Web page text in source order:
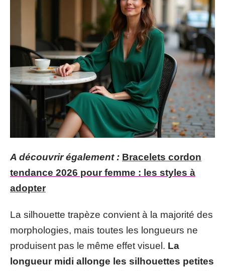
A découvrir également : Bracelets cordon
tendance 2026 pour femme : les styles à
adopter
La silhouette trapèze convient à la majorité des
morphologies, mais toutes les longueurs ne
produisent pas le même effet visuel. La
longueur midi allonge les silhouettes petites